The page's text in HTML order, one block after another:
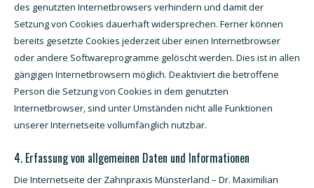
des genutzten Internetbrowsers verhindern und damit der
Setzung von Cookies dauerhaft widersprechen. Ferner können
bereits gesetzte Cookies jederzeit über einen Internetbrowser
oder andere Softwareprogramme gelöscht werden. Dies ist in allen
gängigen Internetbrowsern möglich. Deaktiviert die betroffene
Person die Setzung von Cookies in dem genutzten
Internetbrowser, sind unter Umständen nicht alle Funktionen
unserer Internetseite vollumfänglich nutzbar.
4. Erfassung von allgemeinen Daten und Informationen
Die Internetseite der Zahnpraxis Münsterland – Dr. Maximilian